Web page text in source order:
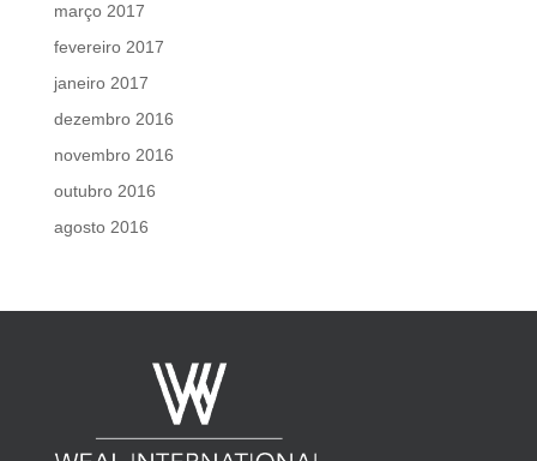
março 2017
fevereiro 2017
janeiro 2017
dezembro 2016
novembro 2016
outubro 2016
agosto 2016